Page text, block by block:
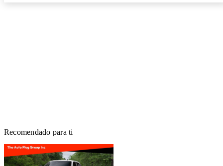
Recomendado para ti